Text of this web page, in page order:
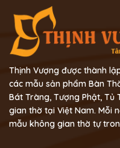
Thịnh Vượng được thành
các mẫu sản phẩm Bàn
Bát Tràng, Tượng Phật, Tủ
gian thờ tại Việt Nam. Mỗi
mẫu không gian thờ tự